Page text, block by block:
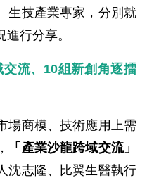
生技產業專家，分別就
行分享。
交流、10組新創角逐擂
場商模、技術應用上需
「產業沙龍跨域交流」
沈志隆、比翼生醫執行